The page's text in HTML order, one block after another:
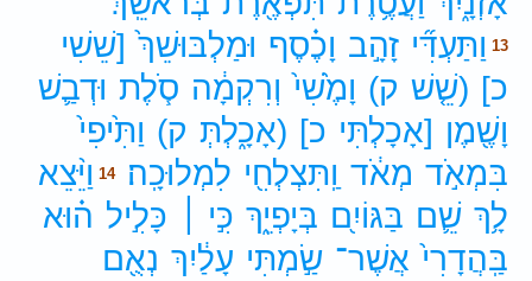
13 וַתַּעְדִּ֞י זָהָ֣ב וָכֶ֗סֶף וּמַלְבּוּשֵׁךְ֙ [שֵׁשִׁי
כ] (שֵׁ֤שׁ ק) וָמֶ֙שִׁי֙ וְרִקְמָ֔ה סֹ֧לֶת וּדְבַ֛שׁ
וָשֶׁ֖מֶן [אָכָלְתִּי כ] (אָכָ֑לְתְּ ק) וַתִּ֙יפִי֙
בִּמְאֹ֣ד מְאֹ֔ד וַֽתִּצְלְחִ֖י לִמְלוּכָֽה׃ 14 וַיֵּ֨צֵא
לָ֥ךְ שֵׁ֛ם בַּגּוֹיִ֖ם בְּיָפְיֵ֑ךְ כִּ֣י ׀ כָּלִ֣יל ה֗וּא
בַּֽהֲדָרִי֙ אֲשֶׁר־ שַׂ֣מְתִּי עָלַ֔יִךְ נְאֻ֖ם